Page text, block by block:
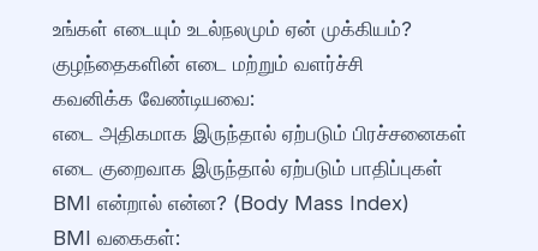
உங்கள் எடையும் உடல்நலமும் ஏன் முக்கியம்?
குழந்தைகளின் எடை மற்றும் வளர்ச்சி
கவனிக்க வேண்டியவை:
எடை அதிகமாக இருந்தால் ஏற்படும் பிரச்சனைகள்
எடை குறைவாக இருந்தால் ஏற்படும் பாதிப்புகள்
BMI என்றால் என்ன? (Body Mass Index)
BMI வகைகள்: